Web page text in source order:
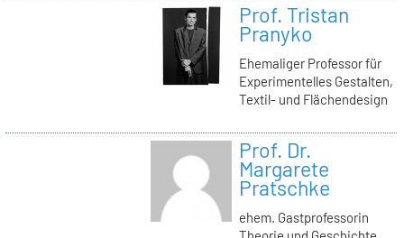
Prof. Tristan
Pranyko
Ehemaliger Professor für
Experimentelles Gestalten,
Textil- und Flächendesign
Prof. Dr.
Margarete
Pratschke
ehem. Gastprofessorin